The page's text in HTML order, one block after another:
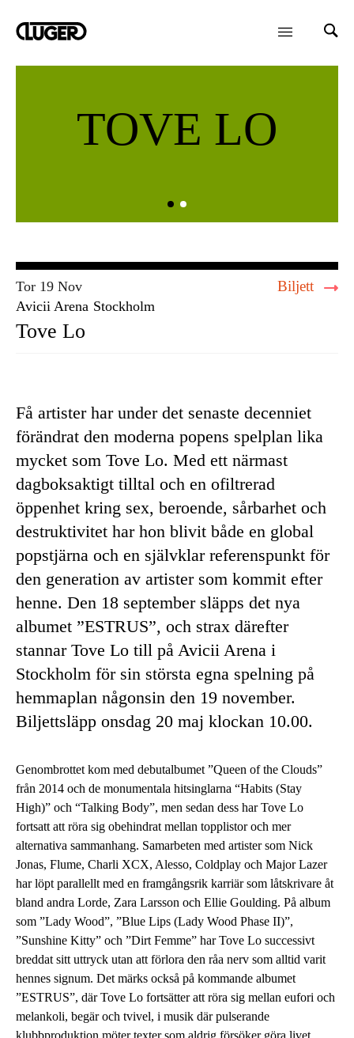
TOVE LO
Tor 19 Nov
Avicii Arena Stockholm
Biljett
Tove Lo
Få artister har under det senaste decenniet
förändrat den moderna popens spelplan lika
mycket som Tove Lo. Med ett närmast
dagboksaktigt tilltal och en ofiltrerad
öppenhet kring sex, beroende, sårbarhet och
destruktivitet har hon blivit både en global
popstjärna och en självklar referenspunkt för
den generation av artister som kommit efter
henne. Den 18 september släpps det nya
albumet ”ESTRUS”, och strax därefter
stannar Tove Lo till på Avicii Arena i
Stockholm för sin största egna spelning på
hemmaplan någonsin den 19 november.
Biljettsläpp onsdag 20 maj klockan 10.00.
Genombrottet kom med debutalbumet ”Queen of the Clouds”
från 2014 och de monumentala hitsinglarna “Habits (Stay
High)” och “Talking Body”, men sedan dess har Tove Lo
fortsatt att röra sig obehindrat mellan topplistor och mer
alternativa sammanhang. Samarbeten med artister som Nick
Jonas, Flume, Charli XCX, Alesso, Coldplay och Major Lazer
har löpt parallellt med en framgångsrik karriär som låtskrivare åt
bland andra Lorde, Zara Larsson och Ellie Goulding. På album
som ”Lady Wood”, ”Blue Lips (Lady Wood Phase II)”,
”Sunshine Kitty” och ”Dirt Femme” har Tove Lo successivt
breddat sitt uttryck utan att förlora den råa nerv som alltid varit
hennes signum. Det märks också på kommande albumet
”ESTRUS”, där Tove Lo fortsätter att röra sig mellan eufori och
melankoli, begär och tvivel, i musik där pulserande
klubbproduktion möter texter som aldrig försöker göra livet